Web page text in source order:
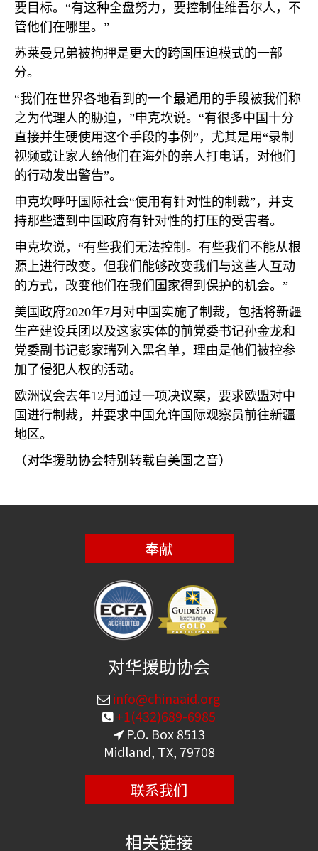
要目标。“有这种全盘努力，要控制住维吾尔人，不
管他们在哪里。”
苏莱曼兄弟被拘押是更大的跨国压迫模式的一部
分。
“我们在世界各地看到的一个最通用的手段被我们称
之为代理人的胁迫，”申克坎说。“有很多中国十分
直接并生硬使用这个手段的事例”，尤其是用“录制
视频或让家人给他们在海外的亲人打电话，对他们
的行动发出警告”。
申克坎呼吁国际社会“使用有针对性的制裁”，并支
持那些遭到中国政府有针对性的打压的受害者。
申克坎说，“有些我们无法控制。有些我们不能从根
源上进行改变。但我们能够改变我们与这些人互动
的方式，改变他们在我们国家得到保护的机会。”
美国政府2020年7月对中国实施了制裁，包括将新疆
生产建设兵团以及这家实体的前党委书记孙金龙和
党委副书记彭家瑞列入黑名单，理由是他们被控参
加了侵犯人权的活动。
欧洲议会去年12月通过一项决议案，要求欧盟对中
国进行制裁，并要求中国允许国际观察员前往新疆
地区。
（对华援助协会特别转载自美国之音）
奉献
对华援助协会
info@chinaaid.org
+1(432)689-6985
P.O. Box 8513
Midland, TX, 79708
联系我们
相关链接